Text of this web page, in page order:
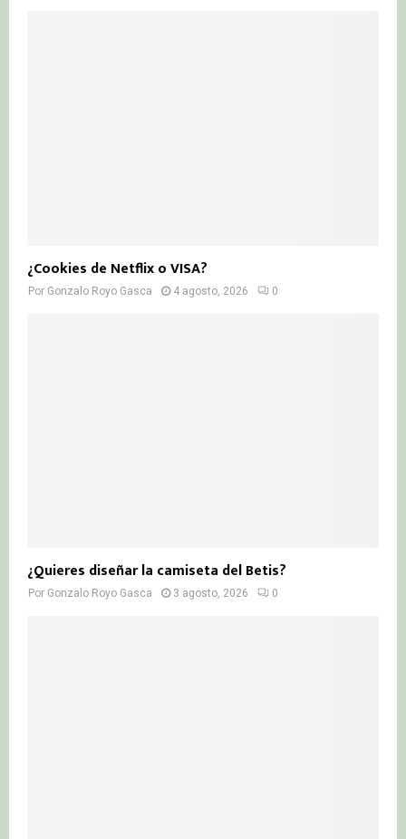
¿Cookies de Netflix o VISA?
Por Gonzalo Royo Gasca 4 agosto, 2026 0
¿Quieres diseñar la camiseta del Betis?
Por Gonzalo Royo Gasca 3 agosto, 2026 0